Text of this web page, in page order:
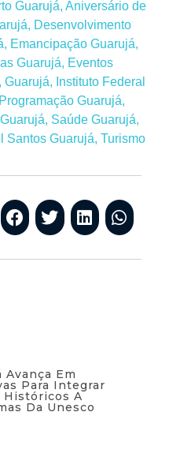
Guarujá, Aniversário de
, Desenvolvimento
, Emancipação Guarujá,
Guarujá, Eventos
, Guarujá, Instituto Federal
Programação Guarujá,
, Saúde Guarujá,
Santos Guarujá, Turismo
Avança Em
Para Integrar
Históricos A
Da Unesco